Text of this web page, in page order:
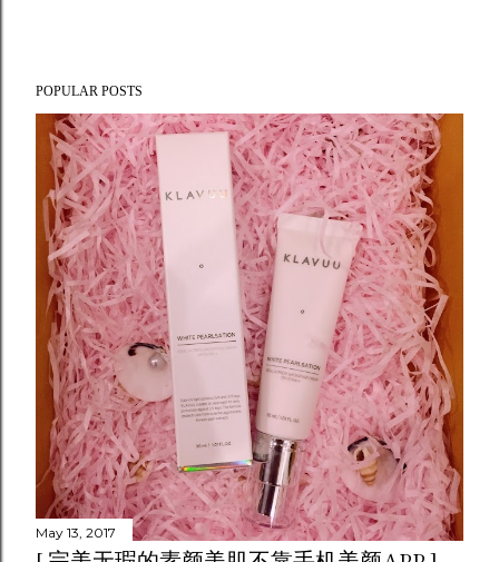
POPULAR POSTS
May 13, 2017